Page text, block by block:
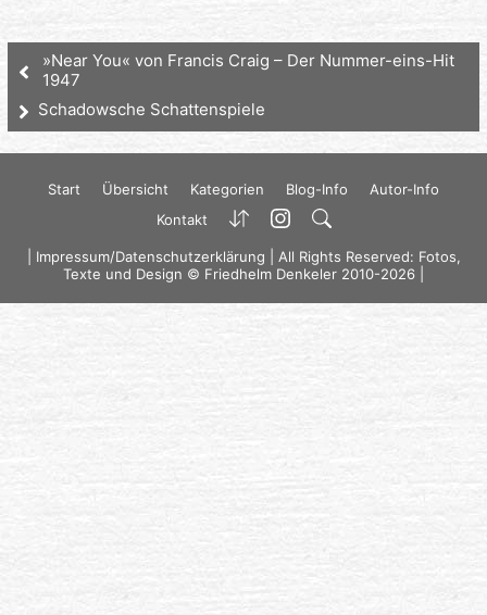
»Near You« von Francis Craig – Der Nummer-eins-Hit
1947
Schadowsche Schattenspiele
Start Übersicht Kategorien Blog-Info
Autor-Info
Kontakt
Impressum/Datenschutzerklärung | All Rights Reserved: Fotos,
Texte und Design © Friedhelm Denkeler 2010-2026 |